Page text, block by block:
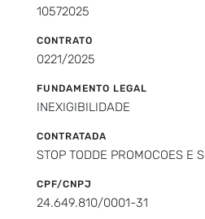
10572025
CONTRATO
0221/2025
FUNDAMENTO LEGAL
INEXIGIBILIDADE
CONTRATADA
STOP TODDE PROMOCOES E
CPF/CNPJ
24.649.810/0001-31